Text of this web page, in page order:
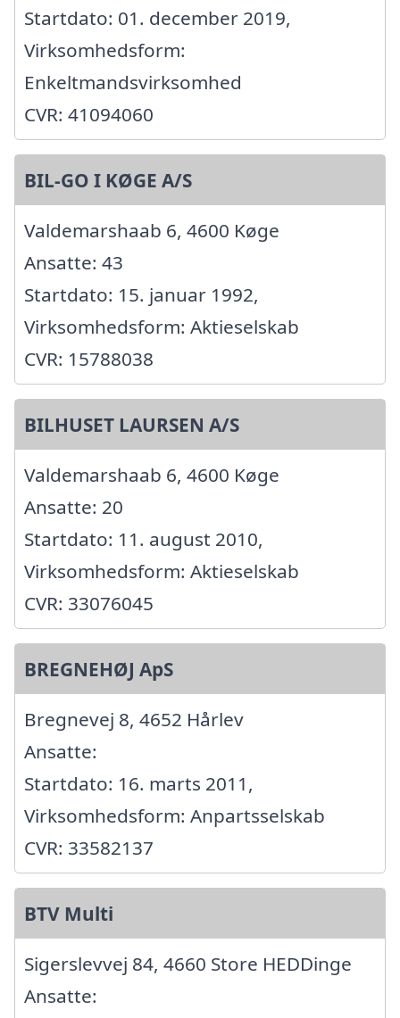
Startdato: 01. december 2019,
Virksomhedsform:
Enkeltmandsvirksomhed
CVR: 41094060
BIL-GO I KØGE A/S
Valdemarshaab 6, 4600 Køge
Ansatte: 43
Startdato: 15. januar 1992,
Virksomhedsform: Aktieselskab
CVR: 15788038
BILHUSET LAURSEN A/S
Valdemarshaab 6, 4600 Køge
Ansatte: 20
Startdato: 11. august 2010,
Virksomhedsform: Aktieselskab
CVR: 33076045
BREGNEHØJ ApS
Bregnevej 8, 4652 Hårlev
Ansatte:
Startdato: 16. marts 2011,
Virksomhedsform: Anpartsselskab
CVR: 33582137
BTV Multi
Sigerslevvej 84, 4660 Store HEDDinge
Ansatte: